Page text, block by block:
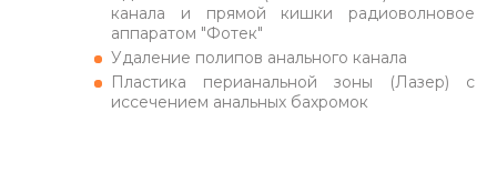
канала и прямой кишки радиоволновое
аппаратом "Фотек"
Удаление полипов анального канала
Пластика перианальной зоны (Лазер) с
иссечением анальных бахромок